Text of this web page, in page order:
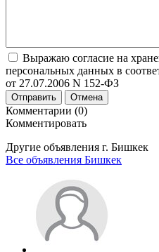
Выражаю согласие на
персональных данных в
от 27.07.2006 N 152-ФЗ
Отправить Отмена
Комментарии (0)
Комментировать
Другие объявления г. Бишкек
Все объявления Бишкек